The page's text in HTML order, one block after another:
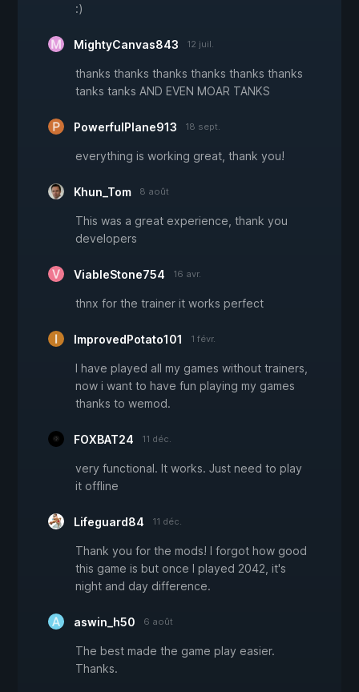
:)
MightyCanvas843 12 juil.
thanks thanks thanks thanks thanks thanks
tanks tanks AND EVEN MOAR TANKS
PowerfulPlane913 18 sept.
everything is working great, thank you!
Khun_Tom 8 août
This was a great experience, thank you
developers
ViableStone754 16 avr.
thnx for the trainer it works perfect
ImprovedPotato101 1 févr.
I have played all my games without trainers,
now i want to have fun playing my games
thanks to wemod.
FOXBAT24 11 déc.
very functional. It works. Just need to play
it offline
Lifeguard84 11 déc.
Thank you for the mods! I forgot how good
this game is but once I played 2042, it's
night and day difference.
aswin_h50 6 août
The best made the game play easier.
Thanks.